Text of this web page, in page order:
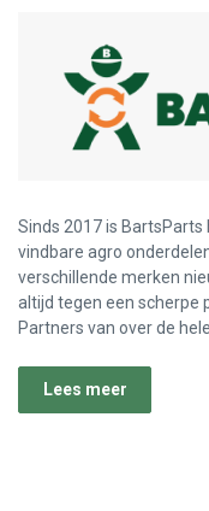
Sinds 2017 is
vindbare agro
verschillende merken
altijd tegen een scherpe
Partners van over de
Lees meer